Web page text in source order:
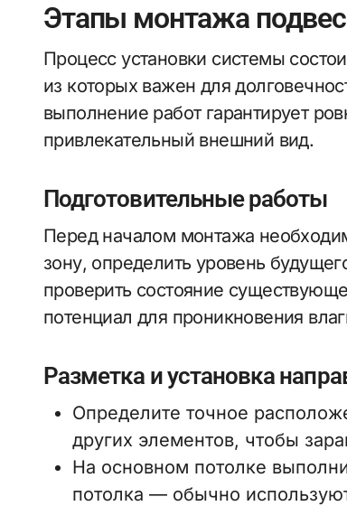
Этапы монтажа
Процесс установки системы
из которых важен для
выполнение работ гарантирует
привлекательный внешний вид.
Подготовительные работы
Перед началом монтажа
зону, определить уровень
проверить состояние
потенциал для проникновения
Разметка и установка
Определите точное
других элементов, чтобы
На основном потолке
потолка — обычно